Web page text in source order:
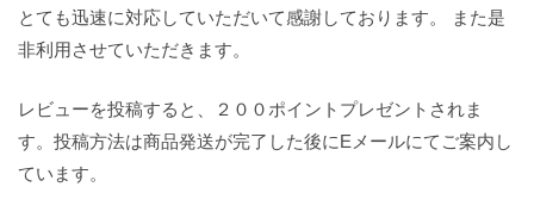
とても迅速に対応していただいて感謝しております。 また是
非利用させていただきます。
レビューを投稿すると、２００ポイントプレゼントされま
す。投稿方法は商品発送が完了した後にEメールにてご案内し
ています。